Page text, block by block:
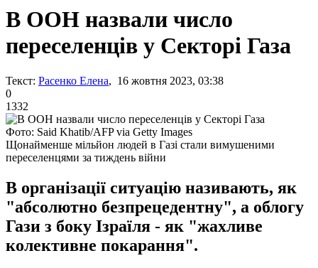
В ООН назвали число
переселенців у Секторі Газа
Текст: Расенко Елена, 16 жовтня 2023, 03:38
0
1332
Фото: Said Khatib/AFP via Getty Images
Щонайменше мільйон людей в Газі стали вимушеними
переселенцями за тиждень війни
В організації ситуацію називають, як
"абсолютно безпрецедентну", а облогу
Гази з боку Ізраїля - як "жахливе
колективне покарання".